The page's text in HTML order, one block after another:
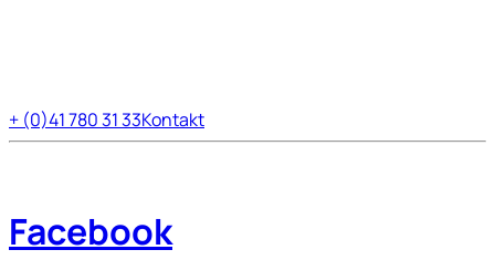
+ (0)41 780 31 33Kontakt
Facebook